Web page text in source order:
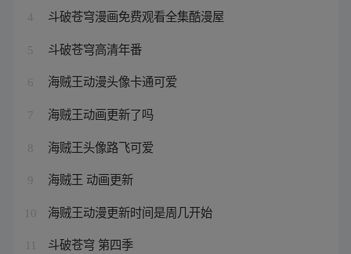
4 斗破苍穹漫画免费观看全集酷漫屋
5 斗破苍穹高清年番
6 海贼王动漫头像卡通可爱
7 海贼王动画更新了吗
8 海贼王头像路飞可爱
9 海贼王 动画更新
10 海贼王动漫更新时间是周几开始
斗破苍穹 第四季